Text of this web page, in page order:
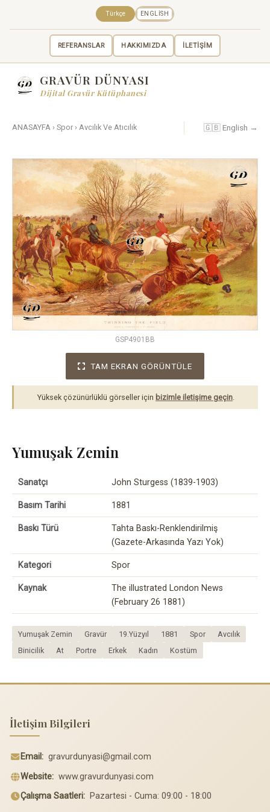
REFERANSLAR HAKKIMIZDA İLETİŞİM
Türkçe ENGLISH
GRAVÜR DÜNYASI
Dijital Gravür Kütüphanesi
ANASAYFA › Spor › Avcılık Ve Atıcılık 🇬🇧 English →
GSP4901BB
TAM EKRAN GÖRÜNTÜLE
Yüksek çözünürlüklü görseller için bizimle iletişime geçin.
Yumuşak Zemin
Sanatçı John Sturgess (1839-1903)
Basım Tarihi 1881
Baskı Türü
Tahta Baskı-Renklendirilmiş
(Gazete-Arkasında Yazı Yok)
Kategori Spor
Kaynak
The illustrated London News
(February 26 1881)
Yumuşak Zemin Gravür 19.Yüzyıl 1881 Spor
Avcılık
Binicilik
At Portre Erkek Kadın Kostüm
İletişim Bilgileri
Email: gravurdunyasi@gmail.com
Website: www.gravurdunyasi.com
Çalışma Saatleri: Pazartesi - Cuma: 09:00 - 18:00